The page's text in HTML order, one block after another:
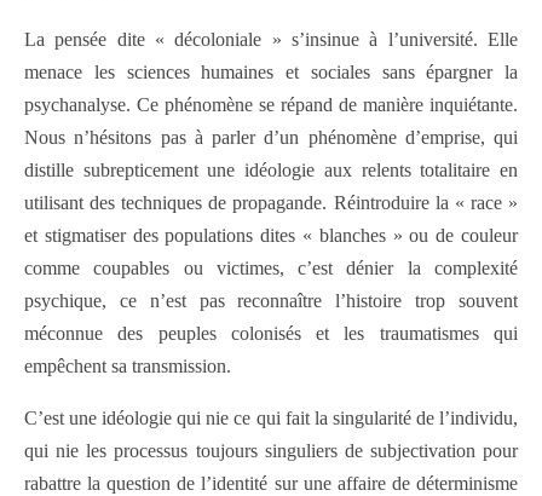
La pensée dite « décoloniale » s’insinue à l’université. Elle
menace les sciences humaines et sociales sans épargner la
psychanalyse. Ce phénomène se répand de manière inquiétante.
Nous n’hésitons pas à parler d’un phénomène d’emprise, qui
distille subrepticement une idéologie aux relents totalitaire en
utilisant des techniques de propagande. Réintroduire la « race »
et stigmatiser des populations dites « blanches » ou de couleur
comme coupables ou victimes, c’est dénier la complexité
psychique, ce n’est pas reconnaître l’histoire trop souvent
méconnue des peuples colonisés et les traumatismes qui
empêchent sa transmission.
C’est une idéologie qui nie ce qui fait la singularité de l’individu,
qui nie les processus toujours singuliers de subjectivation pour
rabattre la question de l’identité sur une affaire de déterminisme